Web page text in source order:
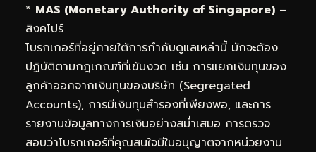
* MAS (Monetary Authority of Singapore) –
สิงคโปร์
โบรกเกอร์ที่อยู่ภายใต้การกำกับดูแลเหล่านี้ มักจะต้อง
ปฏิบัติตามกฎเกณฑ์ที่เข้มงวด เช่น การแยกเงินทุนของ
ลูกค้าออกจากเงินทุนของบริษัท (Segregated
Accounts), การมีเงินทุนสำรองที่เพียงพอ, และการ
รายงานข้อมูลทางการเงินอย่างสม่ำเสมอ การตรวจ
สอบว่าโบรกเกอร์ที่คุณสนใจมีใบอนุญาตจากหน่วยงาน